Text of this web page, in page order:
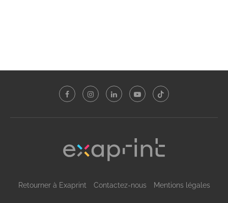
Retourner à Exaprint Contactez-nous Mentions légales